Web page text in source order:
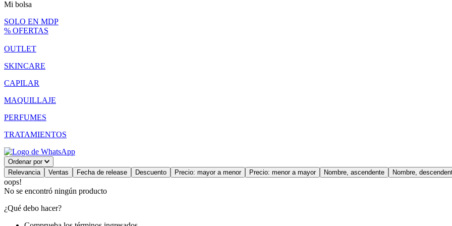
Mi bolsa
SOLO EN MDP
% OFERTAS
OUTLET
SKINCARE
CAPILAR
MAQUILLAJE
PERFUMES
TRATAMIENTOS
Ordenar por
Relevancia
Ventas Fecha de release Descuento Precio: mayor a menor Precio: menor a mayor Nombre, ascendente Nombre,
oops!
No se encontró ningún producto
¿Qué debo hacer?